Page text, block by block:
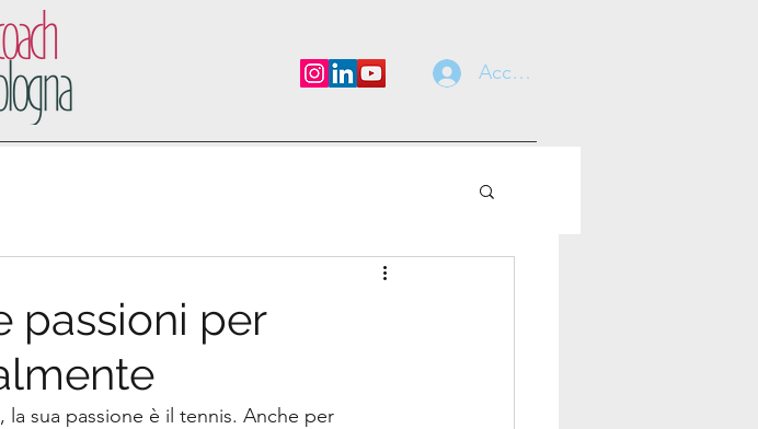
Accedi
passioni per
la sua passione è il tennis. Anche per